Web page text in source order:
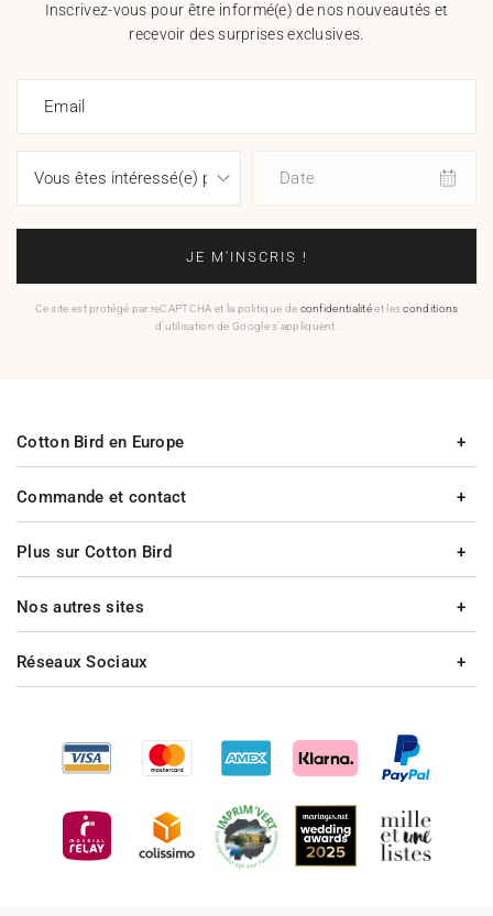
Inscrivez-vous pour être informé(e) de nos nouveautés et
recevoir des surprises exclusives.
Email
Date
JE M'INSCRIS !
Ce site est protégé par reCAPTCHA et la politique de confidentialitéet lesconditions
d'utilisation de Google s'appliquent.
Commande et contact
Plus sur Cotton Bird
Cotton Bird en Europe
Nos autres sites
Réseaux Sociaux